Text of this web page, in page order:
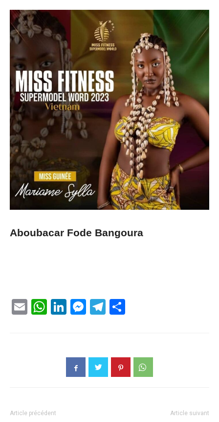
Aboubacar Fode Bangoura
EmailWhatsApp
LinkedIn
Messenger
Telegram
Article précédent Article suivant